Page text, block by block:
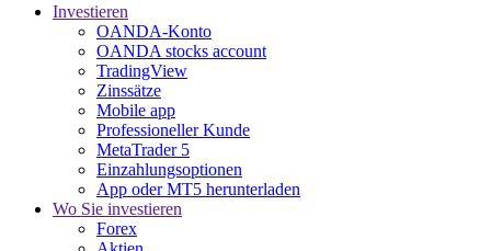
Investieren
OANDA-Konto
OANDA stocks account
TradingView
Zinssätze
Mobile app
Professioneller Kunde
MetaTrader 5
Einzahlungsoptionen
App oder MT5 herunterladen
Wo Sie investieren
Forex